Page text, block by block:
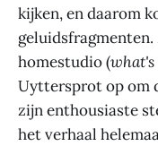
kijken, en daarom
homestudio (what's
Uyttersprot op om
zijn enthousiaste
het verhaal